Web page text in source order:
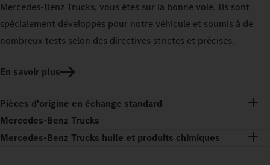
Mercedes‑Benz Trucks, vous êtes sur la bonne voie. Ils sont
spécialement développés pour notre véhicule et soumis à de
nombreux tests selon des directives strictes et précises.
En savoir plus
Pièces d'origine en échange standard
Mercedes‑Benz Trucks
Mercedes‑Benz Trucks huile et produits chimiques